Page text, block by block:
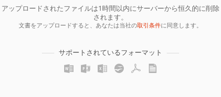
アップロードされたファイルは1時間以内にサーバーから恒久的に削除
されます。
文書をアップロードすると、あなたは当社の取引条件に同意します。
サポートされているフォーマット